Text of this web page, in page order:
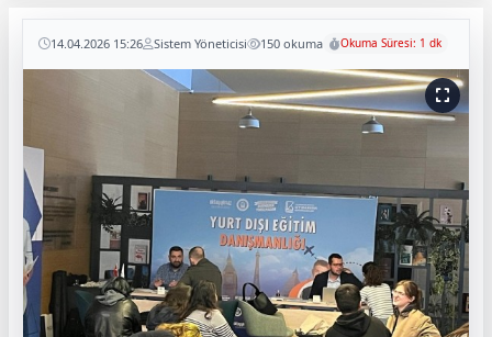
14.04.2026 15:26 Sistem Yöneticisi 150 okuma Okuma Süresi: 1 dk